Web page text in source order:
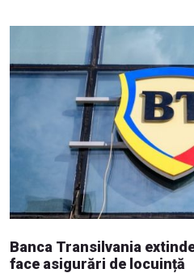
Banca Transilvania
face asigurări de locuință